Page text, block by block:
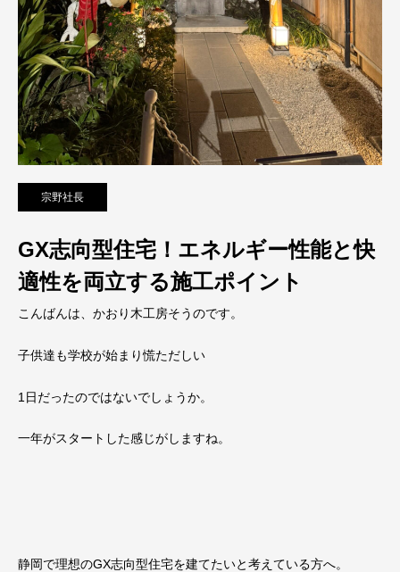
宗野社長
GX志向型住宅！エネルギー性能と快
適性を両立する施工ポイント
こんばんは、かおり木工房そうのです。
子供達も学校が始まり慌ただしい
1日だったのではないでしょうか。
一年がスタートした感じがしますね。
静岡で理想のGX志向型住宅を建てたいと考えている方へ。